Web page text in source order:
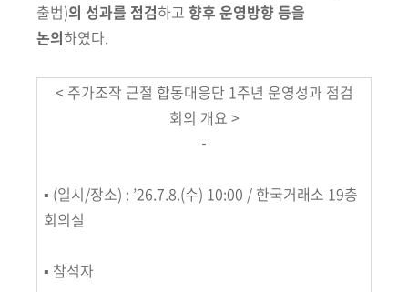
출범)의 성과를 점검하고 향후 운영방향 등을
논의하였다.
< 주가조작 근절 합동대응단 1주년 운영성과 점검
회의 개요 >
▪ (일시/장소) : ’26.7.8.(수) 10:00 / 한국거래소 19층
회의실
▪ 참석자